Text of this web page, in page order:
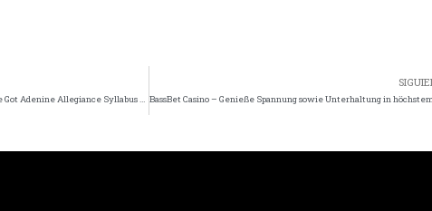
Behave Filiplay Gambling Casino Have Got Adenine Allegiance Syllabus — deutsches Territorium Get Started PLAYGG Casino Germany